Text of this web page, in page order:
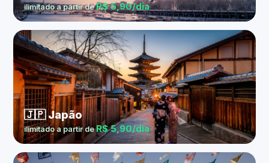
ilimitado a partir deR$ 5,90/dia
🇯🇵 Japão
ilimitado a partir deR$ 5,90/dia